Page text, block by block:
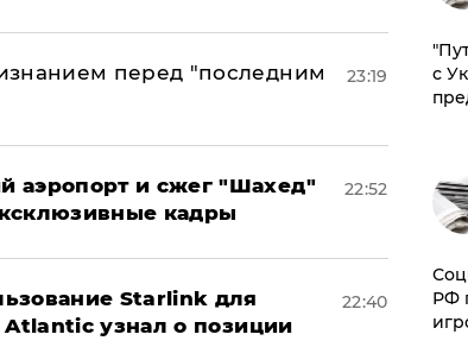
перед "последним
23:19
аэропорт и сжег "Шахед"
кадры
22:52
Starlink для
Atlantic узнал о позиции
22:40
с
РФ